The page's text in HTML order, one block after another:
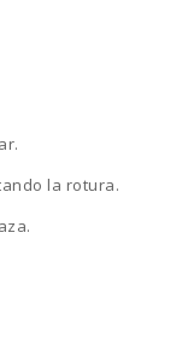
la rotura.